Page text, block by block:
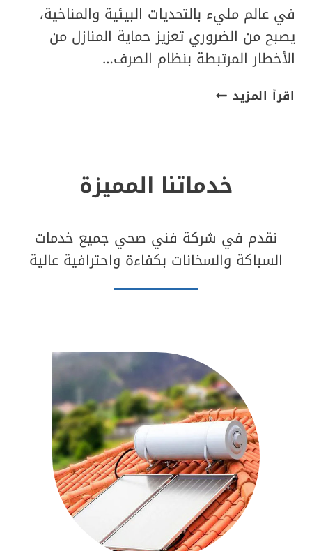
في عالم مليء بالتحديات البيئية والمناخية،
يصبح من الضروري تعزيز حماية المنازل من
الأخطار المرتبطة بنظام الصرف…
اقرأ المزيد خدمات
الكويت|
50537612
خدماتنا المميزة
نقدم في شركة فني صحي جميع خدمات
السباكة والسخانات بكفاءة واحترافية عالية